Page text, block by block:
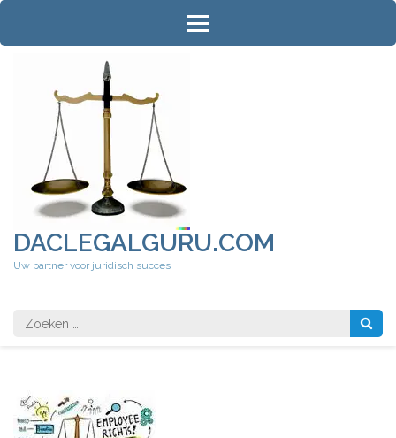
Ga
inhoud
DACLEGALGURU.COM
Uw partner voor juridisch succes
Zoeken
naar: